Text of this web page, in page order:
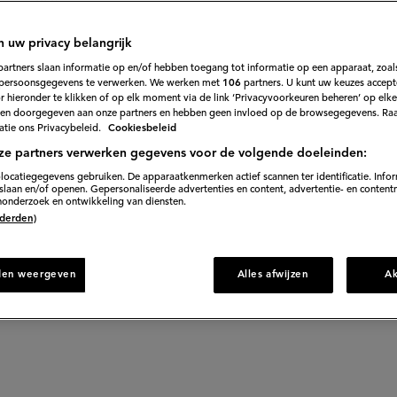
als je een keer wat anders wilt.
60 min. wachttijd
Gepubliceerd
Bewerkt op:
uw privacy belangrijk
slaan informatie op en/of hebben toegang tot informatie op een apparaat, zoals
te verwerken. We werken met 106 partners. U kunt uw keuzes
hieronder te klikken of op elk moment via de link ‘Privacyvoorkeuren beheren’ op
doorgegeven aan onze partners en hebben geen invloed op de browsegegevens.
ons Privacybeleid.
Cookiesbeleid
partners verwerken gegevens voor de volgende doeleinden:
gebruiken. De apparaatkenmerken actief scannen ter identificatie.
en/of openen. Gepersonaliseerde advertenties en content, advertentie- en
en ontwikkeling van diensten.
weergeven Alles afwijzen